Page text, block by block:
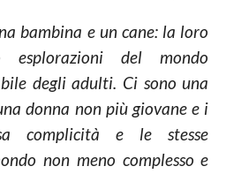
bambina e un cane: la loro
del mondo
degli adulti. Ci sono una
donna non più giovane e i
complicità e le stesse
non meno complesso e